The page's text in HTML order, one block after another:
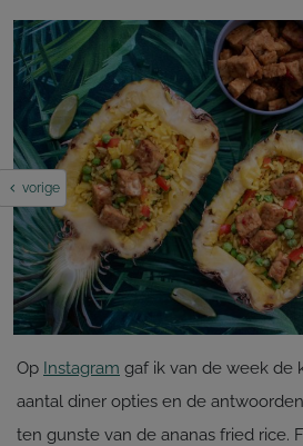
vorige
Op Instagram gaf ik van de week de
aantal diner opties en de
ten gunste van de ananas fried rice.